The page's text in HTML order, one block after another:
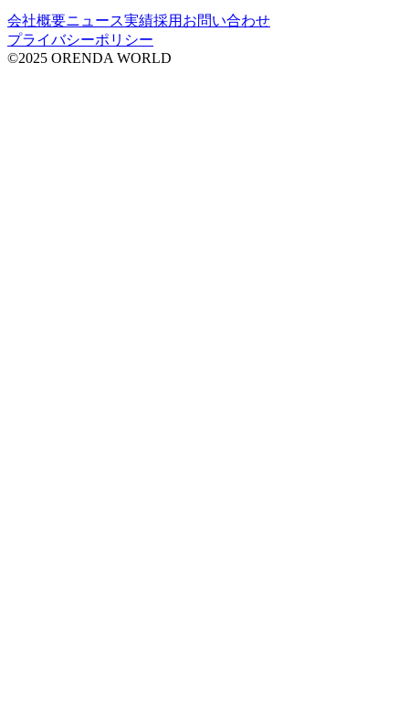
会社概要ニュース実績採用 お問い合わせ
プライバシーポリシー
©2025 ORENDA WORLD